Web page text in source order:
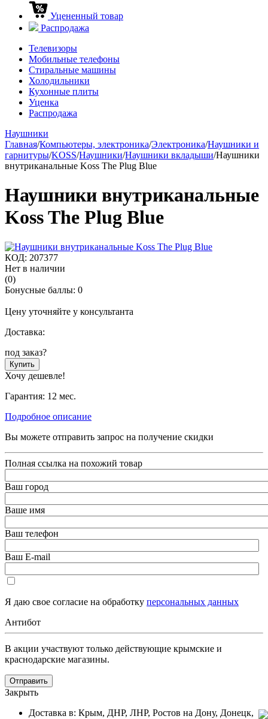
Уцененный товар
Распродажа
Телевизоры
Мобильные телефоны
Стиральные машины
Холодильники
Кухонные плиты
Уценка
Распродажа
Наушники
Главная/Компьютеры, электроника/Электроника/Наушники и
гарнитуры/KOSS/Наушники/Наушники вкладыши/Наушники
внутриканальные Koss The Plug Blue
Наушники внутриканальные
Koss The Plug Blue
КОД: 207377
Нет в наличии
(0)
Бонусные баллы: 0
Цену уточняйте у консультанта
Доставка:
под заказ?
Купить
Хочу дешевле!
Гарантия: 12 мес.
Подробное описание
Вы можете отправить запрос на получение скидки
Полная ссылка на похожий товар
Ваш город
Ваше имя
Ваш телефон
Ваш E-mail
Я даю свое согласие на обработку персональных данных
Антибот
В акции участвуют только действующие крымские и
краснодарские магазины.
Отправить
Закрыть
Доставка в: Крым, ДНР, ЛНР, Ростов на Дону, Донецк,